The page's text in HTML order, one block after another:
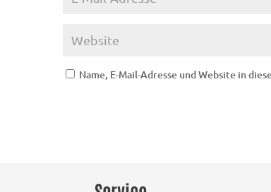
Name, E-Mail-Adresse und Website in